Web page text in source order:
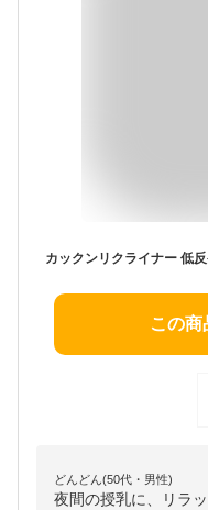
この商
どんどん(50代・男性)
夜間の授乳に、リラ